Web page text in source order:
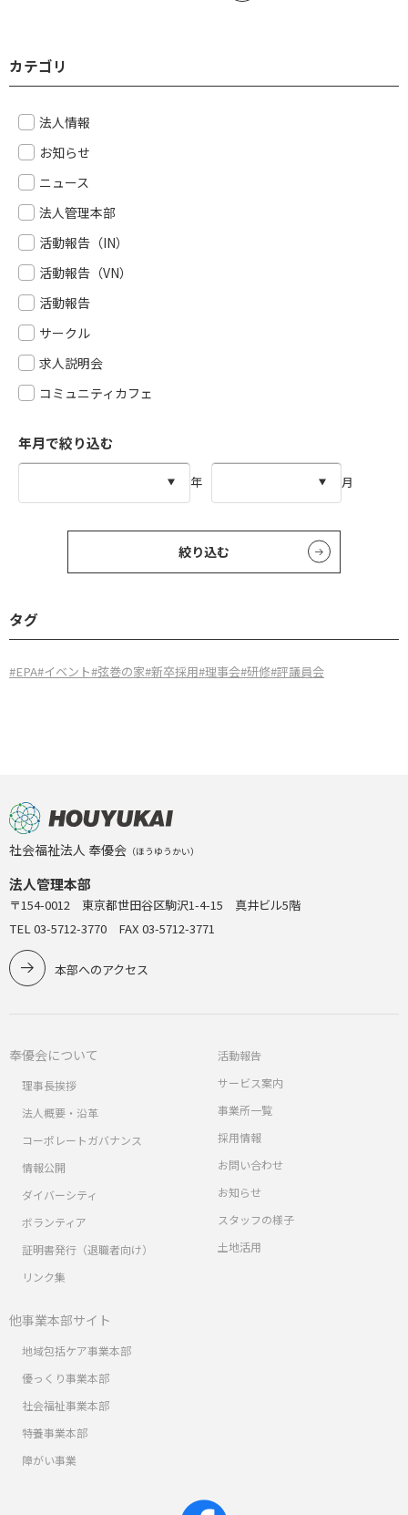
カテゴリ
法人情報
お知らせ
ニュース
法人管理本部
活動報告（IN）
活動報告（VN）
活動報告
サークル
求人説明会
コミュニティカフェ
年月で絞り込む
年 月
絞り込む
タグ
#EPA#イベント#弦巻の家#新卒採用#理事会#研修#評議員会
社会福祉法人 奉優会 （ほうゆうかい）
法人管理本部
〒154-0012 東京都世田谷区駒沢1-4-15 真井ビル5階
TEL 03-5712-3770 FAX 03-5712-3771
本部へのアクセス
奉優会について
理事長挨拶
法人概要・沿革
コーポレートガバナンス
情報公開
ダイバーシティ
ボランティア
証明書発行（退職者向け）
リンク集
活動報告
サービス案内
事業所一覧
採用情報
お問い合わせ
お知らせ
スタッフの様子
土地活用
他事業本部サイト
地域包括ケア事業本部
優っくり事業本部
社会福祉事業本部
特養事業本部
障がい事業